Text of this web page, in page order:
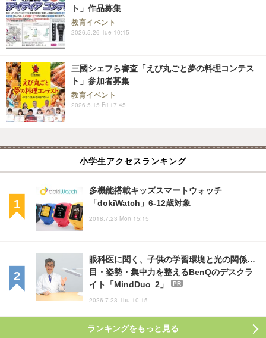
ト」作品募集
教育イベント
2026.5.26 Tue 10:15
三國シェフら審査「えび丸ごと夢の料理コンテス
ト」参加者募集
教育イベント
2026.5.15 Fri 17:45
小学生アクセスランキング
多機能搭載キッズスマートウォッチ
「dokiWatch」6-12歳対象
2018.7.23 Mon 15:15
眼科医に聞く、子供の学習環境と光の関係…
目・姿勢・集中力を整えるBenQのデスクラ
イト「MindDuo 2」
PR
2026.7.23 Thu 10:15
ランキングをもっと見る